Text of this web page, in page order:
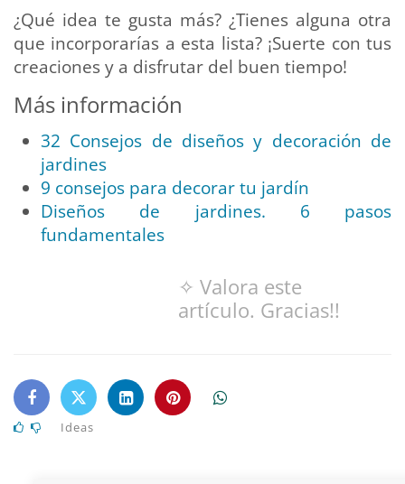
¿Qué idea te gusta más? ¿Tienes alguna otra
que incorporarías a esta lista? ¡Suerte con tus
creaciones y a disfrutar del buen tiempo!
Más información
32 Consejos de diseños y decoración de
jardines
9 consejos para decorar tu jardín
Diseños de jardines. 6 pasos
fundamentales
✧ Valora este
artículo. Gracias!!
Ideas